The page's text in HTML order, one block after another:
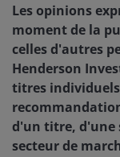
Les opinions
moment de la
celles d'autres
Henderson
titres
d'un titre, d'une
secteur de